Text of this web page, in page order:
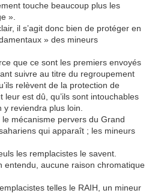
touche beaucoup plus les
».
il s’agit donc bien de protéger en
» des mineurs
que ce sont les premiers envoyés
suivre au titre du regroupement
relèvent de la protection de
leur est dû, qu’ils sont intouchables
reviendra plus loin.
le mécanisme pervers du Grand
qui apparaît ; les mineurs
les remplacistes le savent.
entendu, aucune raison chromatique
telles le RAIH, un mineur